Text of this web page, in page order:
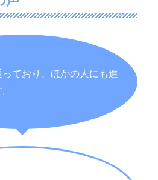
ており、ほかの人にも進